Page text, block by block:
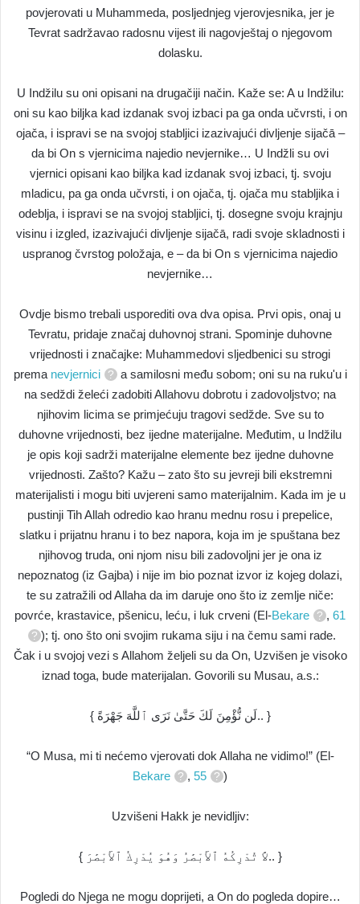
povjerovati u Muhammeda, posljednjeg vjerovjesnika, jer je
Tevrat sadržavao radosnu vijest ili nagovještaj o njegovom
dolasku.
U Indžilu su oni opisani na drugačiji način. Kaže se: A u Indžilu:
oni su kao biljka kad izdanak svoj izbaci pa ga onda učvrsti, i on
ojača, i ispravi se na svojoj stabljici izazivajući divljenje sijačā –
da bi On s vjernicima najedio nevjernike… U Indžli su ovi
vjernici opisani kao biljka kad izdanak svoj izbaci, tj. svoju
mladicu, pa ga onda učvrsti, i on ojača, tj. ojača mu stabljika i
odeblja, i ispravi se na svojoj stabljici, tj. dosegne svoju krajnju
visinu i izgled, izazivajući divljenje sijačā, radi svoje skladnosti i
uspranog čvrstog položaja, e – da bi On s vjernicima najedio
nevjernike…
Ovdje bismo trebali usporediti ova dva opisa. Prvi opis, onaj u
Tevratu, pridaje značaj duhovnoj strani. Spominje duhovne
vrijednosti i značajke: Muhammedovi sljedbenici su strogi
prema nevjernici
a samilosni među sobom; oni su na ruku'u i
na sedždi želeći zadobiti Allahovu dobrotu i zadovoljstvo; na
njihovim licima se primjećuju tragovi sedžde. Sve su to
duhovne vrijednosti, bez ijedne materijalne. Međutim, u Indžilu
je opis koji sadrži materijalne elemente bez ijedne duhovne
vrijednosti. Zašto? Kažu – zato što su jevreji bili ekstremni
materijalisti i mogu biti uvjereni samo materijalnim. Kada im je u
pustinji Tih Allah odredio kao hranu mednu rosu i prepelice,
slatku i prijatnu hranu i to bez napora, koja im je spuštana bez
njihovog truda, oni njom nisu bili zadovoljni jer je ona iz
nepoznatog (iz Gajba) i nije im bio poznat izvor iz kojeg dolazi,
te su zatražili od Allaha da im daruje ono što iz zemlje niče:
povrće, krastavice, pšenicu, leću, i luk crveni (El-Bekare , 61
); tj. ono što oni svojim rukama siju i na čemu sami rade.
Čak i u svojoj vezi s Allahom željeli su da On, Uzvišen je visoko
iznad toga, bude materijalan. Govorili su Musau, a.s.:
{ لَن نُّؤْمِنَ لَكَ حَتَّىٰ نَرَى ٱللَّهَ جَهْرَةً.. }
“O Musa, mi ti nećemo vjerovati dok Allaha ne vidimo!” (El-
Bekare
, 55 )
Uzvišeni Hakk je nevidljiv:
{ لاَّ تُدْرِكُهُ ٱلأَبْصَٰرُ وَهُوَ يُدْرِكُ ٱلأَبْصَٰرَ.. }
Pogledi do Njega ne mogu doprijeti, a On do pogleda dopire…